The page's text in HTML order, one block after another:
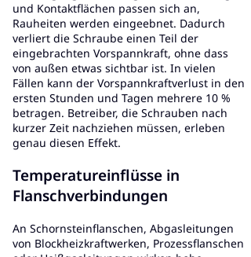
und Kontaktflächen passen sich an,
Rauheiten werden eingeebnet. Dadurch
verliert die Schraube einen Teil der
eingebrachten Vorspannkraft, ohne dass
von außen etwas sichtbar ist. In vielen
Fällen kann der Vorspannkraftverlust in den
ersten Stunden und Tagen mehrere 10 %
betragen. Betreiber, die Schrauben nach
kurzer Zeit nachziehen müssen, erleben
genau diesen Effekt.
Temperatureinflüsse in
Flanschverbindungen
An Schornsteinflanschen, Abgasleitungen
von Blockheizkraftwerken, Prozessflanschen